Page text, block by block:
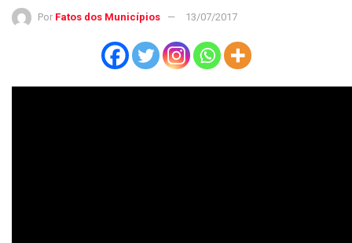
Por Fatos dos Municípios 13/07/2017